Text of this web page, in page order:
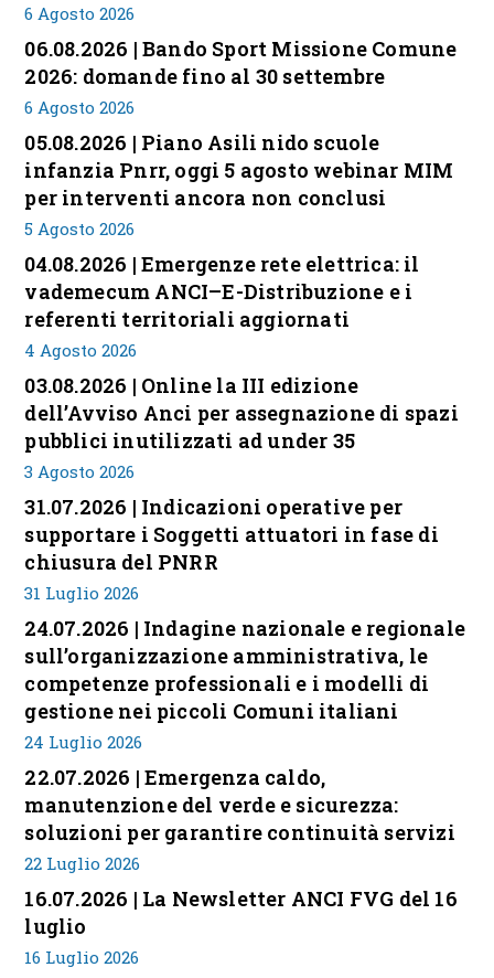
6 Agosto 2026
06.08.2026 | Bando Sport Missione Comune
2026: domande fino al 30 settembre
6 Agosto 2026
05.08.2026 | Piano Asili nido scuole
infanzia Pnrr, oggi 5 agosto webinar MIM
per interventi ancora non conclusi
5 Agosto 2026
04.08.2026 | Emergenze rete elettrica: il
vademecum ANCI–E-Distribuzione e i
referenti territoriali aggiornati
4 Agosto 2026
03.08.2026 | Online la III edizione
dell’Avviso Anci per assegnazione di spazi
pubblici inutilizzati ad under 35
3 Agosto 2026
31.07.2026 | Indicazioni operative per
supportare i Soggetti attuatori in fase di
chiusura del PNRR
31 Luglio 2026
24.07.2026 | Indagine nazionale e regionale
sull’organizzazione amministrativa, le
competenze professionali e i modelli di
gestione nei piccoli Comuni italiani
24 Luglio 2026
22.07.2026 | Emergenza caldo,
manutenzione del verde e sicurezza:
soluzioni per garantire continuità servizi
22 Luglio 2026
16.07.2026 | La Newsletter ANCI FVG del 16
luglio
16 Luglio 2026